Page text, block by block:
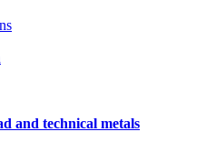
and technical metals